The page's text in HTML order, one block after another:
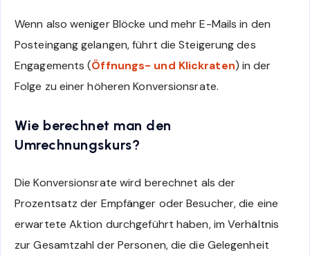
Wenn also weniger Blöcke und mehr E-Mails in den
Posteingang gelangen, führt die Steigerung des
Engagements (Öffnungs- und Klickraten) in der
Folge zu einer höheren Konversionsrate.
Wie berechnet man den
Umrechnungskurs?
Die Konversionsrate wird berechnet als der
Prozentsatz der Empfänger oder Besucher, die eine
erwartete Aktion durchgeführt haben, im Verhältnis
zur Gesamtzahl der Personen, die die Gelegenheit